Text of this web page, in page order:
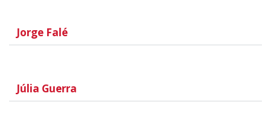
Jorge Falé
Júlia Guerra